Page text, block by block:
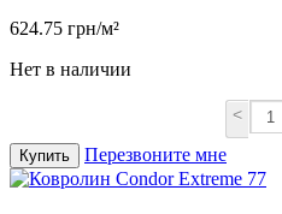
624.75 грн/м²
Нет в наличии
<
Купить Перезвоните мне